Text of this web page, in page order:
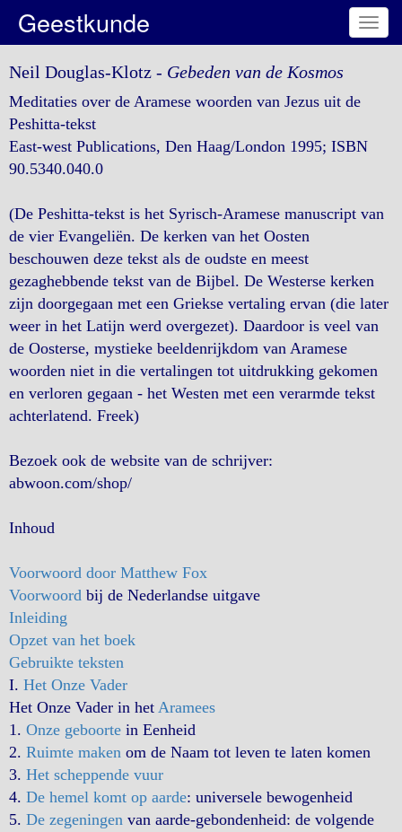
Geestkunde
Neil Douglas-Klotz - Gebeden van de Kosmos
Meditaties over de Aramese woorden van Jezus uit de
Peshitta-tekst
East-west Publications, Den Haag/London 1995; ISBN
90.5340.040.0
(De Peshitta-tekst is het Syrisch-Aramese manuscript van
de vier Evangeliën. De kerken van het Oosten
beschouwen deze tekst als de oudste en meest
gezaghebbende tekst van de Bijbel. De Westerse kerken
zijn doorgegaan met een Griekse vertaling ervan (die later
weer in het Latijn werd overgezet). Daardoor is veel van
de Oosterse, mystieke beeldenrijkdom van Aramese
woorden niet in die vertalingen tot uitdrukking gekomen
en verloren gegaan - het Westen met een verarmde tekst
achterlatend. Freek)
Bezoek ook de website van de schrijver:
abwoon.com/shop/
Inhoud
Voorwoord door Matthew Fox
Voorwoord bij de Nederlandse uitgave
Inleiding
Opzet van het boek
Gebruikte teksten
I. Het Onze Vader
Het Onze Vader in het Aramees
1. Onze geboorte in Eenheid
2. Ruimte maken om de Naam tot leven te laten komen
3. Het scheppende vuur
4. De hemel komt op aarde: universele bewogenheid
5. De zegeningen van aarde-gebondenheid: de volgende